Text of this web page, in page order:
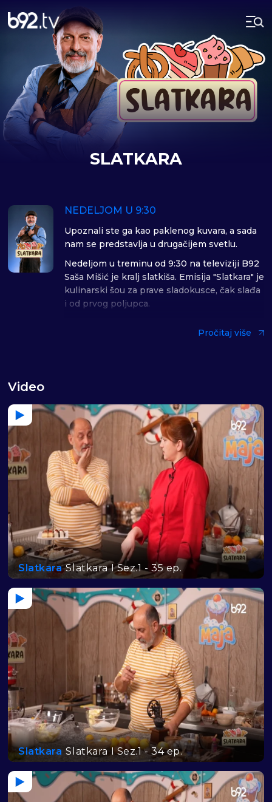
SLATKARA
NEDELJOM U 9:30
Upoznali ste ga kao paklenog kuvara, a sada
nam se predstavlja u drugačijem svetlu.
Nedeljom u treminu od 9:30 na televiziji B92
Saša Mišić je kralj slatkiša. Emisija "Slatkara" je
kulinarski šou za prave sladokusce, čak slađa
i od prvog poljupca.
nedeljom od 9:30 razne poslastice, ali i
probate i sami da napravite neke od ovih
slasnih poslastica, jer ako pažljivo pratite
recept uspećete sigurno - to vam garantuju
Saša Mišić i "Slatkara".
Pročitaj više
Video
Slatkara Slatkara I Sez.1 - 35 ep.
Slatkara Slatkara I Sez.1 - 34 ep.